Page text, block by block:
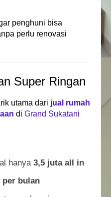
penghuni bisa
perlu renovasi
Super Ringan
utama dari jual rumah
di Grand Sukatani
hanya 3,5 juta all in
per bulan